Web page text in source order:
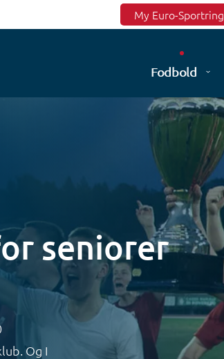
Top menu
My Euro-Sportring
Fodbold
seniorer
Og I